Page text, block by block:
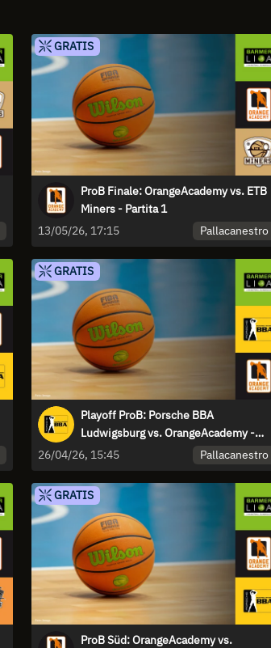
GRATIS
ProB Finale: OrangeAcademy vs. ETB
Miners - Partita 1
13/05/26, 17:15
Pallacanestro
GRATIS
Playoff ProB: Porsche BBA
Ludwigsburg vs. OrangeAcademy -
Partita 2
26/04/26, 15:45 Pallacanestro
GRATIS
ProB Süd: OrangeAcademy vs.